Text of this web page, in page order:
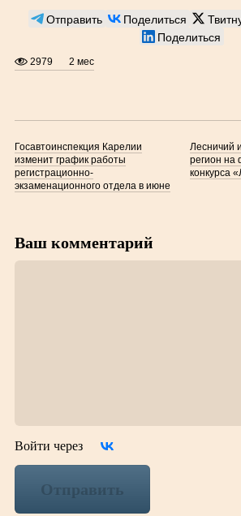
Отправить Поделиться
Поделиться
2979 2 мес
Госавтоинспекция Карелии
изменит график работы
регистрационно-
экзаменационного отдела в июне
Лесничий
регион на
конкурса
Ваш комментарий
Войти через
Отправить